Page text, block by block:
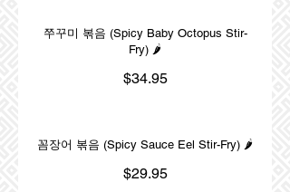
쭈꾸미 볶음 (Spicy Baby Octopus Stir-
Fry) 🌶️
$34.95
꼼장어 볶음 (Spicy Sauce Eel Stir-Fry) 🌶️
$29.95